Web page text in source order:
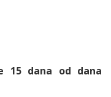
15 dana od dana